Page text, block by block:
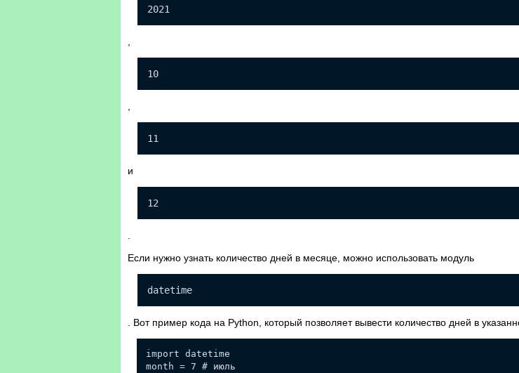
2021
10
11
и
12
Если нужно узнать количество дней в месяце, можно использовать модуль
datetime
. Вот пример кода на Python, который позволяет вывести количество дней в
import datetime
month = 7 # июль